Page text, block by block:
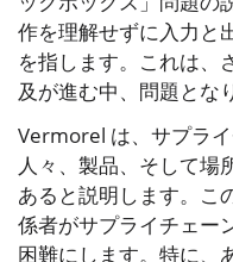
作を理解せずに入力と
を指します。これは、
及が進む中、問題とな
Vermorel は、サプラ
人々、製品、そして場
あると説明します。こ
係者がサプライチェー
困難にします。特に、